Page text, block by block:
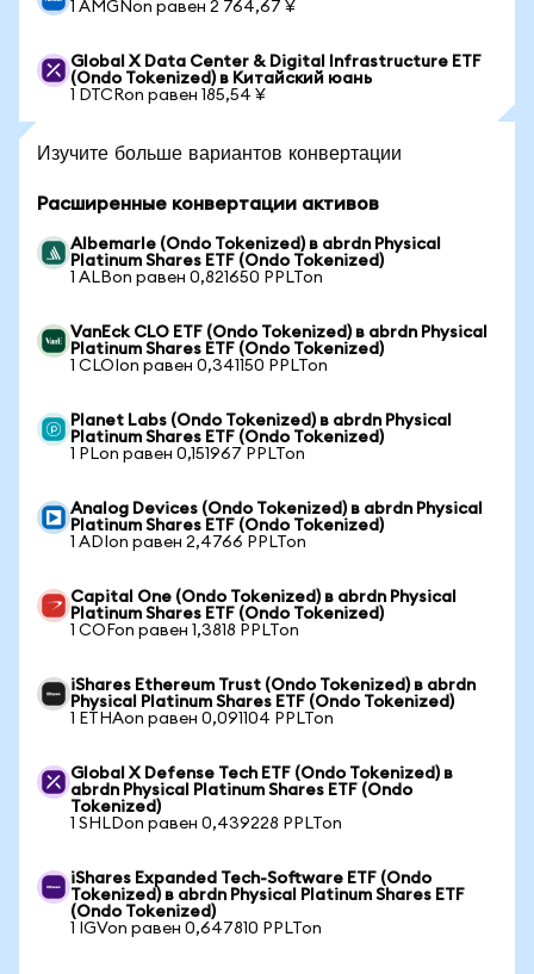
1 AMGNon равен 2 764,67 ¥
Global X Data Center & Digital Infrastructure ETF
(Ondo Tokenized) в Китайский юань
1 DTCRon равен 185,54 ¥
Изучите больше вариантов конвертации
Расширенные конвертации активов
Albemarle (Ondo Tokenized) в abrdn Physical
Platinum Shares ETF (Ondo Tokenized)
1 ALBon равен 0,821650 PPLTon
VanEck CLO ETF (Ondo Tokenized) в abrdn Physical
Platinum Shares ETF (Ondo Tokenized)
1 CLOIon равен 0,341150 PPLTon
Planet Labs (Ondo Tokenized) в abrdn Physical
Platinum Shares ETF (Ondo Tokenized)
1 PLon равен 0,151967 PPLTon
Analog Devices (Ondo Tokenized) в abrdn Physical
Platinum Shares ETF (Ondo Tokenized)
1 ADIon равен 2,4766 PPLTon
Capital One (Ondo Tokenized) в abrdn Physical
Platinum Shares ETF (Ondo Tokenized)
1 COFon равен 1,3818 PPLTon
iShares Ethereum Trust (Ondo Tokenized) в abrdn
Physical Platinum Shares ETF (Ondo Tokenized)
1 ETHAon равен 0,091104 PPLTon
Global X Defense Tech ETF (Ondo Tokenized) в
abrdn Physical Platinum Shares ETF (Ondo
Tokenized)
1 SHLDon равен 0,439228 PPLTon
iShares Expanded Tech-Software ETF (Ondo
Tokenized) в abrdn Physical Platinum Shares ETF
(Ondo Tokenized)
1 IGVon равен 0,647810 PPLTon